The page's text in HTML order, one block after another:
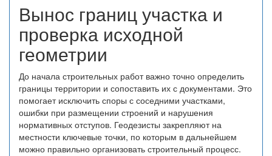
Вынос границ участка и
проверка исходной
геометрии
До начала строительных работ важно точно определить
границы территории и сопоставить их с документами. Это
помогает исключить споры с соседними участками,
ошибки при размещении строений и нарушения
нормативных отступов. Геодезисты закрепляют на
местности ключевые точки, по которым в дальнейшем
можно правильно организовать строительный процесс.